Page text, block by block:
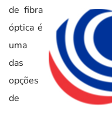
de fibra
óptica é
uma
das
opções
de